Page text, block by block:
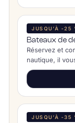
JUSQU’À -25
Bateaux de
Réservez et
nautique, il
JUSQU’À -35